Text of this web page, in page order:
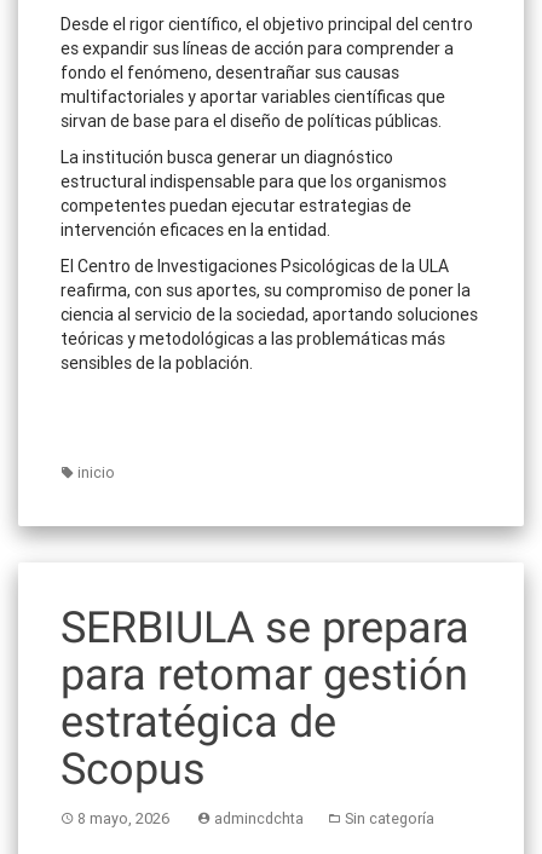
Desde el rigor científico, el objetivo principal del centro
es expandir sus líneas de acción para comprender a
fondo el fenómeno, desentrañar sus causas
multifactoriales y aportar variables científicas que
sirvan de base para el diseño de políticas públicas.
La institución busca generar un diagnóstico
estructural indispensable para que los organismos
competentes puedan ejecutar estrategias de
intervención eficaces en la entidad.
El Centro de Investigaciones Psicológicas de la ULA
reafirma, con sus aportes, su compromiso de poner la
ciencia al servicio de la sociedad, aportando soluciones
teóricas y metodológicas a las problemáticas más
sensibles de la población.
inicio
SERBIULA se prepara
para retomar gestión
estratégica de
Scopus
8 mayo, 2026 admincdchta Sin categoría